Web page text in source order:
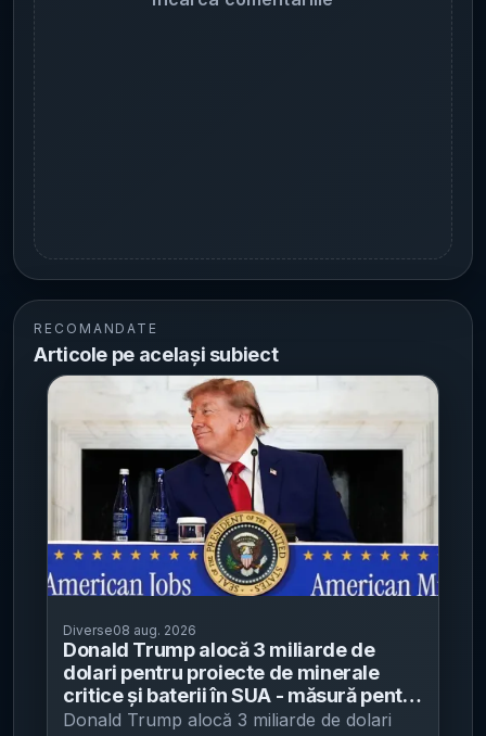
RECOMANDATE
Articole pe același subiect
Diverse08 aug. 2026
Donald Trump alocă 3 miliarde de
dolari pentru proiecte de minerale
critice și baterii în SUA - măsură pentru
reducerea dependenței de lanțurile de
Donald Trump alocă 3 miliarde de dolari